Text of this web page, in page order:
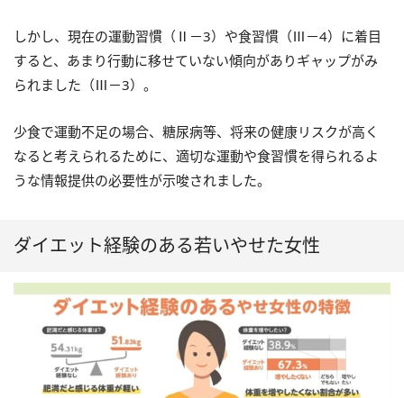
しかし、現在の運動習慣（Ⅱ－3）や食習慣（Ⅲ－4）に着目
すると、あまり行動に移せていない傾向がありギャップがみ
られました（Ⅲ－3）。
少食で運動不足の場合、糖尿病等、将来の健康リスクが高く
なると考えられるために、適切な運動や食習慣を得られるよ
うな情報提供の必要性が示唆されました。
ダイエット経験のある若いやせた女性